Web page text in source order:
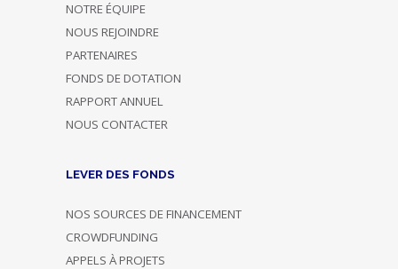
NOTRE ÉQUIPE
NOUS REJOINDRE
PARTENAIRES
FONDS DE DOTATION
RAPPORT ANNUEL
NOUS CONTACTER
LEVER DES FONDS
NOS SOURCES DE FINANCEMENT
CROWDFUNDING
APPELS À PROJETS